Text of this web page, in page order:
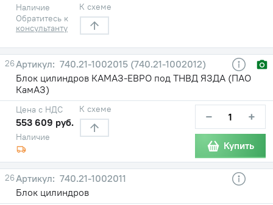
Наличие
Обратитесь к
консультанту
К схеме
26
740.21-1002015 (740.21-1002012)
Блок цилиндров КАМАЗ-ЕВРО под ТНВД ЯЗДА (ПАО
КамАЗ)
Наличие
Цена с НДС
553 609 руб.
К схеме − +
Купить
26
740.21-1002011
Блок цилиндров